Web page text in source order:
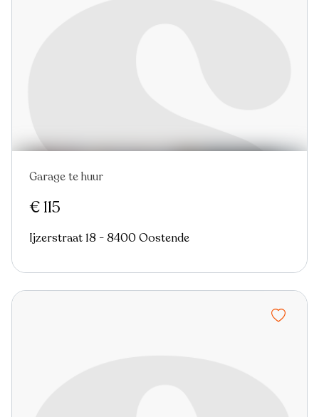
Nieuw
Garage te huur
€ 115
Ijzerstraat 18 - 8400 Oostende